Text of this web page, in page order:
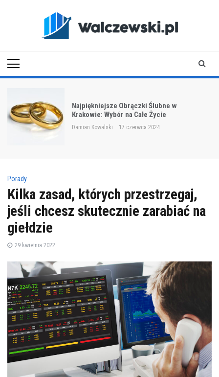
Ślubne w
Całe Życie
2024
Przypinki reklamowe
nadrukiem o wielkim
Damian Kowalski
Porady
Kilka zasad, których przestrzegaj,
jeśli chcesz skutecznie zarabiać na
giełdzie
29 kwietnia 2022